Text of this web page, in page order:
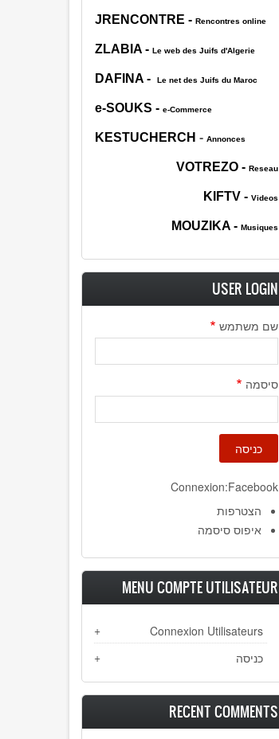
JRENCONTRE - Rencontres online
ZLABIA- Le web des Juifs d'Algerie
DAFINA- Le net des Juifs du Maroc
e-SOUKS - e-Commerce
KESTUCHERCH - Annonces
VOTREZO- Reseau
KIFTV- Videos
MOUZIKA - Musiques
USER LOGIN
שם משתמש
סיסמה
Connexion:Facebook
הצטרפות
איפוס סיסמה
MENU COMPTE UTILISATEUR
Connexion Utilisateurs
כניסה
RECENT COMMENTS